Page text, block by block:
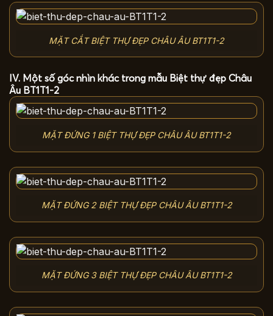
MẶT CẮT BIỆT THỰ ĐẸP CHÂU ÂU BT1T1-2
IV. Một số góc nhìn khác trong mẫu Biệt thự đẹp Châu
Âu BT1T1-2
MẶT ĐỨNG 1 BIỆT THỰ ĐẸP CHÂU ÂU BT1T1-2
MẶT ĐỨNG 2 BIỆT THỰ ĐẸP CHÂU ÂU BT1T1-2
MẶT ĐỨNG 3 BIỆT THỰ ĐẸP CHÂU ÂU BT1T1-2